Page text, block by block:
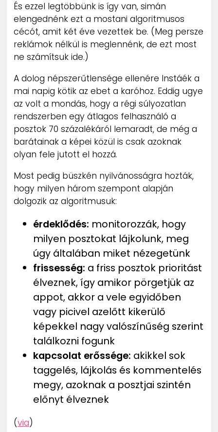
És ezzel legtöbbünk is így van, simán
elengednénk ezt a mostani algoritmusos
cécót, amit két éve vezettek be. (Meg persze
reklámok nélkül is meglennénk, de ezt most
ne számítsuk ide.)
A dolog népszerűtlensége ellenére Instáék a
mai napig kötik az ebet a karóhoz. Eddig ugye
az volt a mondás, hogy a régi súlyozatlan
rendszerben egy átlagos felhasználó a
posztok 70 százalékáról lemaradt, de még a
barátainak a képei közül is csak azoknak
olyan fele jutott el hozzá.
Most pedig büszkén nyilvánosságra hozták,
hogy milyen három szempont alapján
dolgozik az algoritmusuk:
érdeklődés: monitorozzák, hogy
milyen posztokat lájkolunk, meg
úgy általában miket nézegetünk
frissesség: a friss posztok prioritást
élveznek, így amikor pörgetjük az
appot, akkor a vele egyidőben
vagy picivel azelőtt kikerülő
képekkel nagy valószínűség szerint
találkozni fogunk
kapcsolat erőssége: akikkel sok
taggelés, lájkolás és kommentelés
megy, azoknak a posztjai szintén
előnyt élveznek
(via)